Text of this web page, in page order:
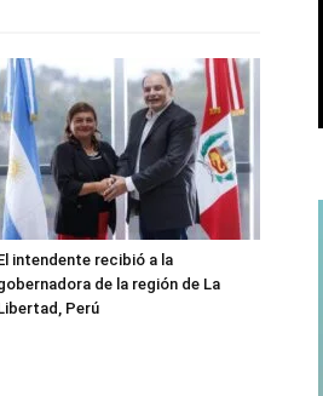
intendente recibió a la
de la región de La
Perú